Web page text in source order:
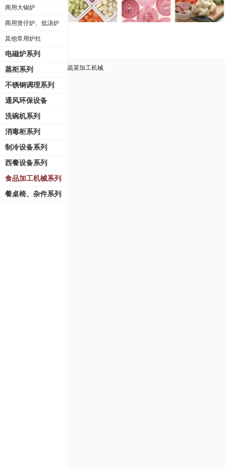
商用大锅炉
商用煲仔炉、低汤炉
其他常用炉灶
电磁炉系列
蒸柜系列
不锈钢调理系列
通风环保设备
洗碗机系列
消毒柜系列
制冷设备系列
西餐设备系列
食品加工机械系列
餐桌椅、杂件系列
蔬菜加工机械